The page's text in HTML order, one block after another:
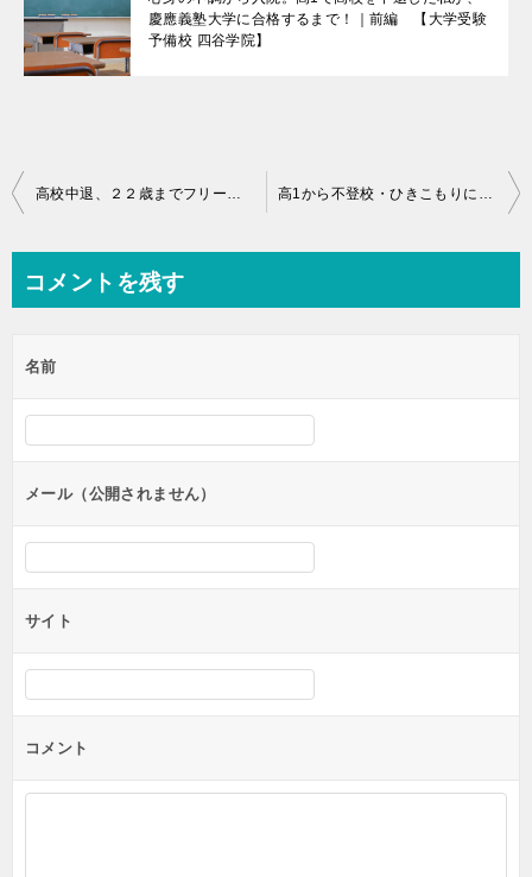
慶應義塾大学に合格するまで！｜前編 【大学受験
予備校 四谷学院】
投
ビ
ー
シ
ン
高校中退、２２歳までフリーターだった私が、夢を叶えるまで！【大学受験予備校 四谷学院】 高1から不登校・ひきこもりになった私が早稲田大学に合格するまで！｜後編 【大学受験予備校 四谷学院】
コメントを残す
名前
メール（公開されません）
サイト
コメント